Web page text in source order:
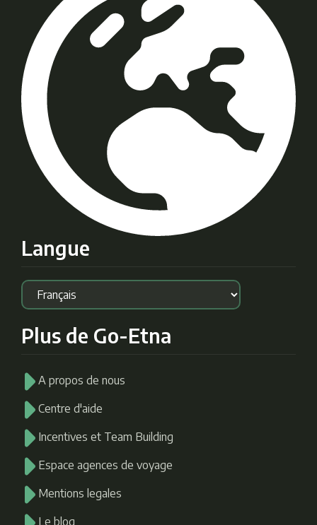
Langue
Plus de Go-Etna
A propos de nous
Centre d'aide
Incentives et Team Building
Espace agences de voyage
Mentions legales
Le blog